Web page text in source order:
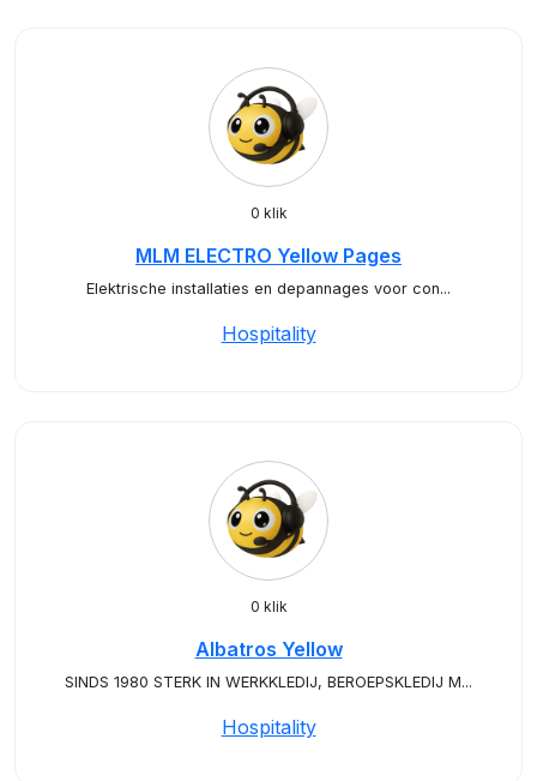
0 klik
MLM ELECTRO Yellow Pages
Elektrische installaties en depannages voor con...
Hospitality
0 klik
Albatros Yellow
SINDS 1980 STERK IN WERKKLEDIJ, BEROEPSKLEDIJ M...
Hospitality